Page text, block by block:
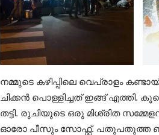
നമ്മുടെ കഴിപ്പിലെ വെപ്രാളം
ചിക്കൻ പൊള്ളിച്ചത് ഇങ്ങ് എത്തി.
തട്ടി. രുചിയുടെ ഒരു മിശ്രിത
ഓരോ പീസും സോഫ്റ്റ്. പതുപതുത്ത